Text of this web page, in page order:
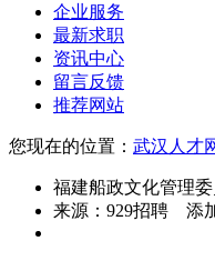
企业服务
最新求职
资讯中心
留言反馈
推荐网站
您现在的位置： 武汉人才
福建船政文化管理
来源： 929招聘 添